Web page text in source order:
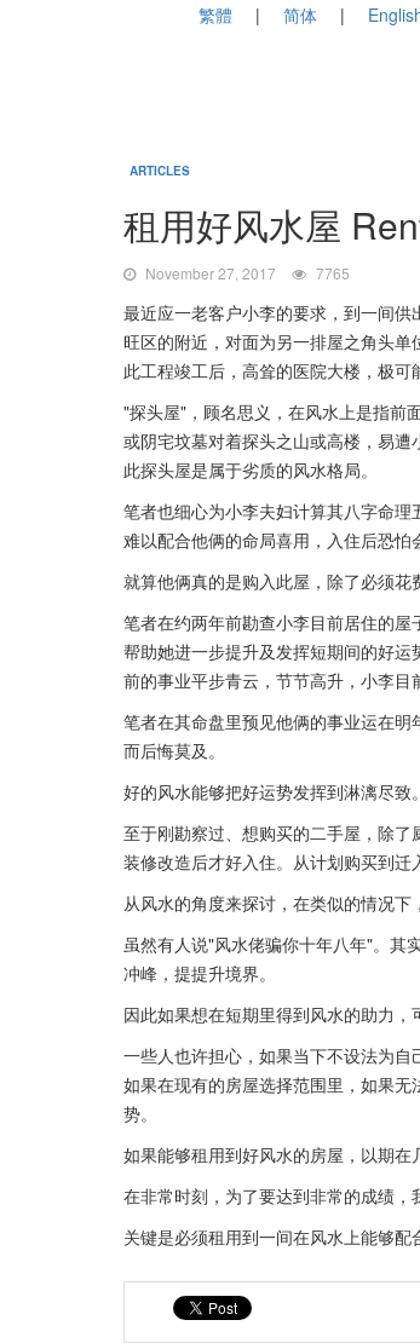
繁體 简体
ARTICLES
租用好风水屋
November 27, 2017 7765
最近应一老客户小李的要求，到一间
旺区的附近，对面为另一排屋之角头
此工程竣工后，高耸的医院大楼，极可
"探头屋"，顾名思义，在风水上是指前
或阴宅坟墓对着探头之山或高楼，易
此探头屋是属于劣质的风水格局。
笔者也细心为小李夫妇计算其八字命
难以配合他俩的命局喜用，入住后恐怕
就算他俩真的是购入此屋，除了必须花
笔者在约两年前勘查小李目前居住的
帮助她进一步提升及发挥短期间的好
前的事业平步青云，节节高升，小李目
笔者在其命盘里预见他俩的事业运在
而后悔莫及。
好的风水能够把好运势发挥到淋漓尽致
至于刚勘察过、想购买的二手屋，除
装修改造后才好入住。从计划购买到迁
从风水的角度来探讨，在类似的情况下
虽然有人说"风水佬骗你十年八年"。其
冲峰，提提升境界。
因此如果想在短期里得到风水的助力，
一些人也许担心，如果当下不设法为
如果在现有的房屋选择范围里，如果
势。
如果能够租用到好风水的房屋，以期在
在非常时刻，为了要达到非常的成绩，
关键是必须租用到一间在风水上能够配